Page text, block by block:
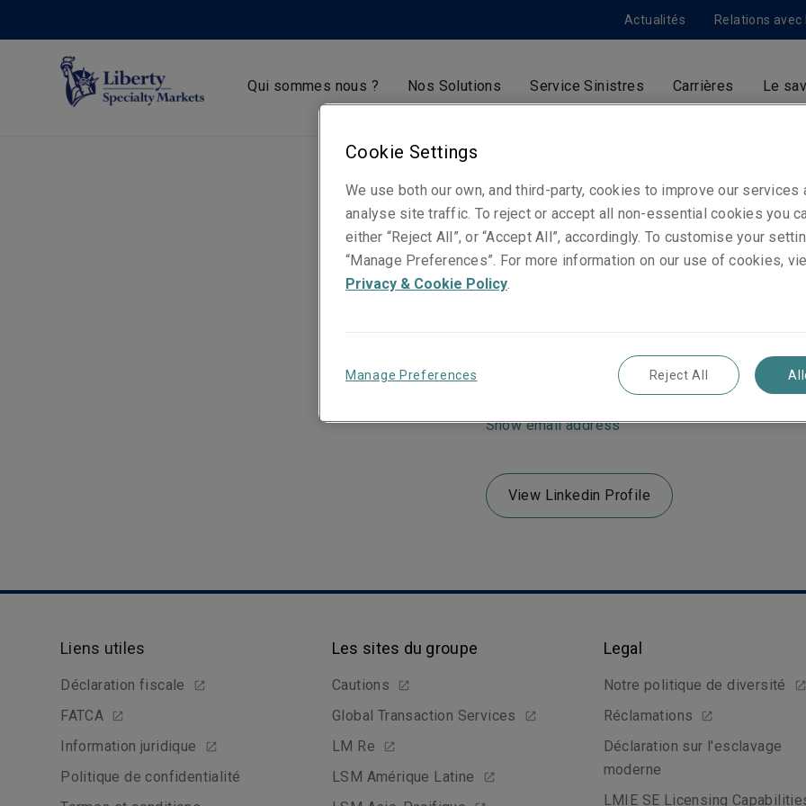
Actualités Relations
Qui sommes nous ? Nos Solutions Service Sinistres Carrières Le
Aline Pierre
Souscriptrice - Résponsabilité Civile
Paris
Mobile : +33 6 07 79 23 65
Show email address
View Linkedin Profile
Liens utiles
Déclaration fiscale
FATCA
Information juridique
Politique de confidentialité
Les sites du groupe
Cautions
Global Transaction Services
LM Re
LSM Amérique Latine
Legal
Notre politique de diversité
Réclamations
Déclaration sur l'esclavage
moderne
LMIE SE Licensing
Cookie Settings
We use both our own, and third-party, cookies to improve our services
analyse site traffic. To reject or accept all non-essential cookies you
either “Reject All”, or “Accept All”, accordingly. To customise your
“Manage Preferences”. For more information on our use of cookies,
Privacy & Cookie Policy
Manage Preferences Reject All